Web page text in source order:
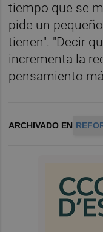
tiempo que se
pide un
tienen". "Decir
incrementa la
pensamiento
ARCHIVADO EN